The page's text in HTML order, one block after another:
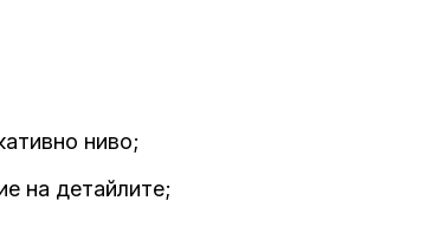
ниво;
на детайлите;